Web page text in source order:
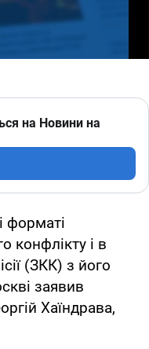
на Новини на
форматі
конфлікту і в
(ЗКК) з його
заявив
Хаїндрава,